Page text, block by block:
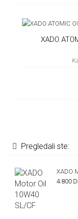
XADO
Pregledali ste:
XADO
4.800